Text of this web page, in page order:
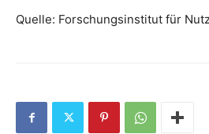
Quelle: Forschungsinstitut für